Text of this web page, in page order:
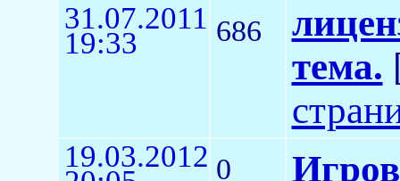
31.07.2011
19:33 686
тема.
19.03.2012 0